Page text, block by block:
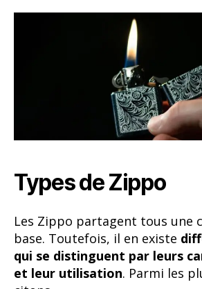
Types de Zippo
Les Zippo partagent tous une
base. Toutefois, il en existe
qui se distinguent par leurs
et leur utilisation. Parmi les